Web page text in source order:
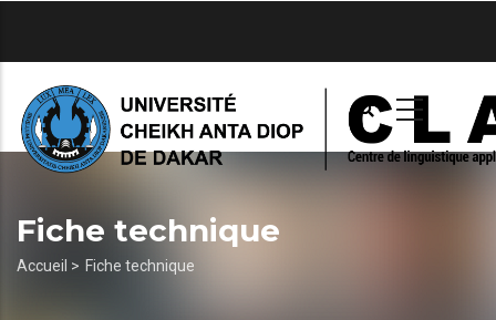
principal
Fiche technique
Fil
Accueil > Fiche technique